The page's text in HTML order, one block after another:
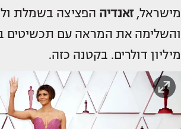
מישראל,זאנדיה הפציצה בשמלת
והשלימה את המראה עם תכשיטים
מיליון דולרים. בקטנה כזה.